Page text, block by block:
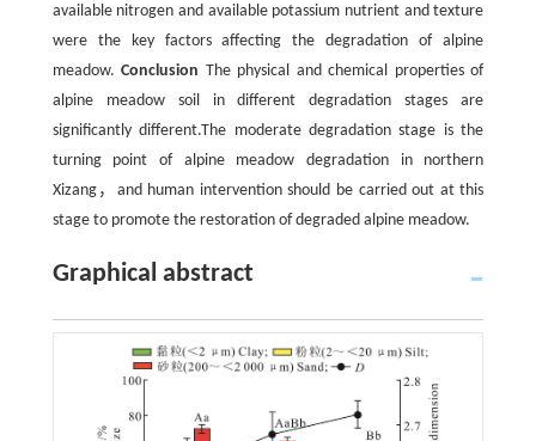
available nitrogen and available potassium nutrient and texture
were the key factors affecting the degradation of alpine
meadow.Conclusion The physical and chemical properties of
alpine meadow soil in different degradation stages are
significantly different.The moderate degradation stage is the
turning point of alpine meadow degradation in northern
Xizang，and human intervention should be carried out at this
stage to promote the restoration of degraded alpine meadow.
Graphical abstract